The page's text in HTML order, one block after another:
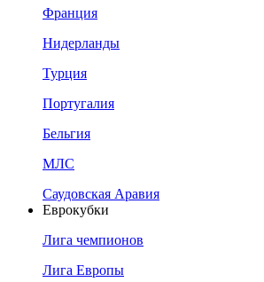
Франция
Нидерланды
Турция
Португалия
Бельгия
МЛС
Саудовская Аравия
Еврокубки
Лига чемпионов
Лига Европы